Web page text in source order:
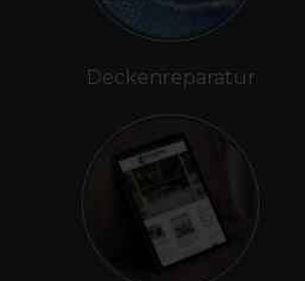
Deckenreparatur